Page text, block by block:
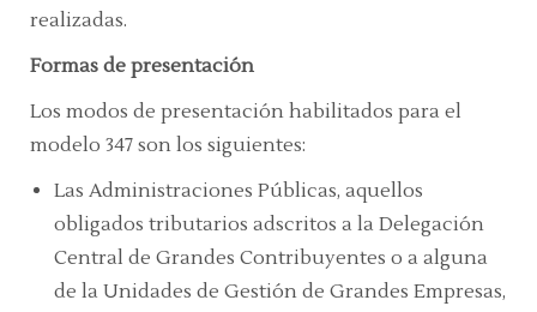
realizadas.
Formas de presentación
Los modos de presentación habilitados para el
modelo 347 son los siguientes:
Las Administraciones Públicas, aquellos
obligados tributarios adscritos a la Delegación
Central de Grandes Contribuyentes o a alguna
de la Unidades de Gestión de Grandes Empresas,